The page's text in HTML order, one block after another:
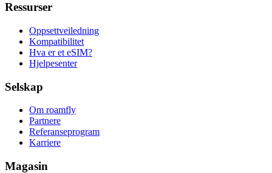
Ressurser
Oppsettveiledning
Kompatibilitet
Hva er et eSIM?
Hjelpesenter
Selskap
Om roamfly
Partnere
Referanseprogram
Karriere
Magasin